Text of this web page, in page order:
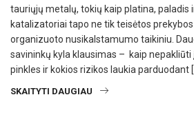
tauriųjų metalų, tokių kaip platina, paladis
katalizatoriai tapo ne tik teisėtos
organizuoto nusikalstamumo taikiniu.
savininkų kyla klausimas – kaip nepakliūti
pinkles ir kokios rizikos laukia parduodant
SKAITYTI DAUGIAU